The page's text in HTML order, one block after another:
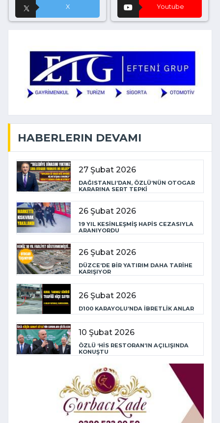
X Youtube
HABERLERIN DEVAMI
27 Şubat 2026
DAĞISTANLI’DAN, ÖZLÜ’NÜN OTOGAR
KARARINA SERT TEPKİ
26 Şubat 2026
19 YIL KESİNLEŞMİŞ HAPİS CEZASIYLA
ARANIYORDU
26 Şubat 2026
DÜZCE’DE BİR YATIRIM DAHA TARİHE
KARIŞIYOR
26 Şubat 2026
D100 KARAYOLU’NDA İBRETLİK ANLAR
10 Şubat 2026
ÖZLÜ ‘HİS RESTORAN’IN AÇILIŞINDA
KONUŞTU